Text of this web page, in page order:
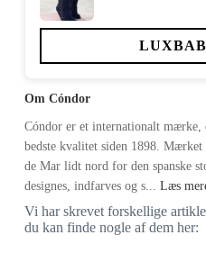
pris
var:
pris
er:
Om Cóndor
Cóndor er et internationalt mærke,
bedste kvalitet siden 1898.
de Mar lidt nord for den spanske
designes, indfarves og s... Læs
Vi har skrevet forskellige
du kan finde nogle af dem her: